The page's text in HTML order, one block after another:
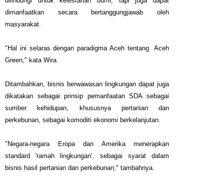
dimanfaatkan secara bertanggungjawab oleh
masyarakat.
"Hal ini selaras dengan paradigma Aceh tentang Aceh
Green," kata Wira.
Ditambahkan, bisnis berwawasan lingkungan dapat juga
dikatakan sebagai prinsip pemanfaatan SDA sebagai
sumber kehidupan, khususnya pertanian dan
perkebunan, sebagai komoditi ekonomi berkelanjutan.
"Negara-negara Eropa dan Amerika menerapkan
standard 'ramah lingkungan', sebagai syarat dalam
bisnis hasil pertanian dan perkebunan," tambahnya.